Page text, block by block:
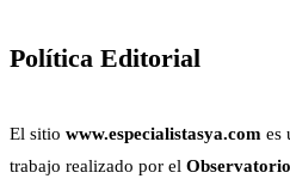
Política Editorial
El sitio www.especialistasya.com es
trabajo realizado por el Observatorio